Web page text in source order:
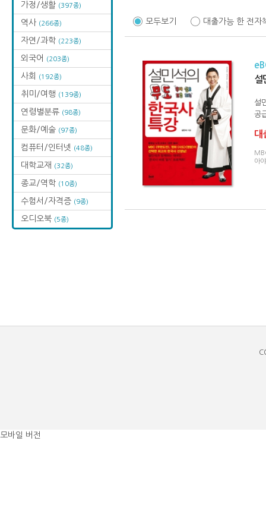
가정/생활 (397종)
역사 (266종)
자연/과학 (223종)
외국어 (203종)
사회 (192종)
취미/여행 (139종)
연령별분류 (98종)
문화/예술 (97종)
컴퓨터/인터넷 (48종)
대학교재 (32종)
종교/역학 (10종)
수험서/자격증 (9종)
오디오북 (5종)
모두보기 대출가능 한 전자
설
설
공
대
아
모바일 버전